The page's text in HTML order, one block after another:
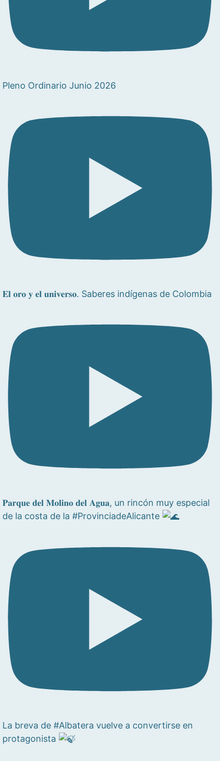
Pleno Ordinario Junio 2026
𝐄𝐥 𝐨𝐫𝐨 𝐲 𝐞𝐥 𝐮𝐧𝐢𝐯𝐞𝐫𝐬𝐨. Saberes indígenas de Colombia
𝐏𝐚𝐫𝐪𝐮𝐞 𝐝𝐞𝐥 𝐌𝐨𝐥𝐢𝐧𝐨 𝐝𝐞𝐥 𝐀𝐠𝐮𝐚, un rincón muy especial
de la costa de la #ProvinciadeAlicante
La breva de #Albatera vuelve a convertirse en
protagonista